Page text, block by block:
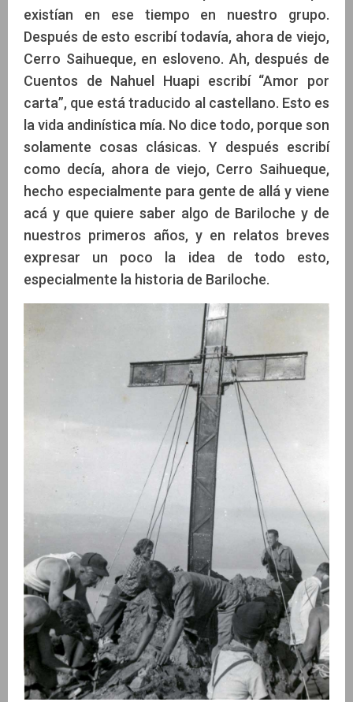
existían en ese tiempo en nuestro grupo.
Después de esto escribí todavía, ahora de viejo,
Cerro Saihueque, en esloveno. Ah, después de
Cuentos de Nahuel Huapi escribí “Amor por
carta”, que está traducido al castellano. Esto es
la vida andinística mía. No dice todo, porque son
solamente cosas clásicas. Y después escribí
como decía, ahora de viejo, Cerro Saihueque,
hecho especialmente para gente de allá y viene
acá y que quiere saber algo de Bariloche y de
nuestros primeros años, y en relatos breves
expresar un poco la idea de todo esto,
especialmente la historia de Bariloche.